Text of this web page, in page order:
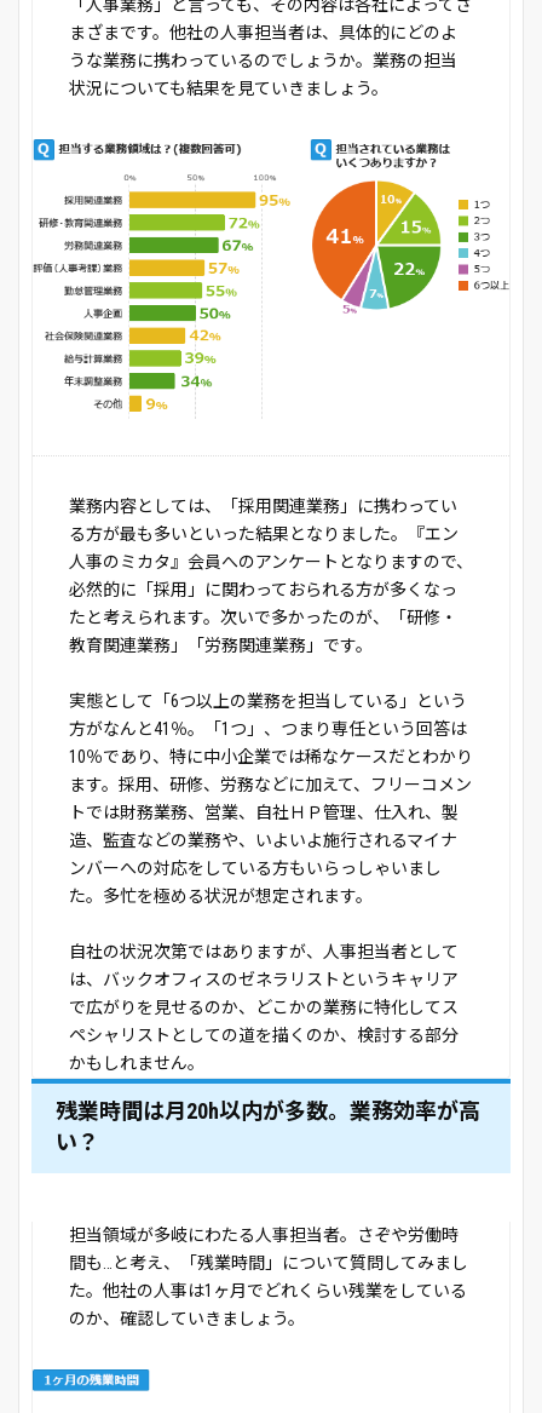
「人事業務」と言っても、その内容は各社によってさ
まざまです。他社の人事担当者は、具体的にどのよ
うな業務に携わっているのでしょうか。業務の担当
状況についても結果を見ていきましょう。
業務内容としては、「採用関連業務」に携わってい
る方が最も多いといった結果となりました。『エン
人事のミカタ』会員へのアンケートとなりますので、
必然的に「採用」に関わっておられる方が多くなっ
たと考えられます。次いで多かったのが、「研修・
教育関連業務」「労務関連業務」です。
実態として「6つ以上の業務を担当している」という
方がなんと41％。「1つ」、つまり専任という回答は
10％であり、特に中小企業では稀なケースだとわかり
ます。採用、研修、労務などに加えて、フリーコメン
トでは財務業務、営業、自社ＨＰ管理、仕入れ、製
造、監査などの業務や、いよいよ施行されるマイナ
ンバーへの対応をしている方もいらっしゃいまし
た。多忙を極める状況が想定されます。
自社の状況次第ではありますが、人事担当者として
は、バックオフィスのゼネラリストというキャリア
で広がりを見せるのか、どこかの業務に特化してス
ペシャリストとしての道を描くのか、検討する部分
かもしれません。
残業時間は月20h以内が多数。業務効率が高
い？
担当領域が多岐にわたる人事担当者。さぞや労働時
間も…と考え、「残業時間」について質問してみまし
た。他社の人事は1ヶ月でどれくらい残業をしている
のか、確認していきましょう。